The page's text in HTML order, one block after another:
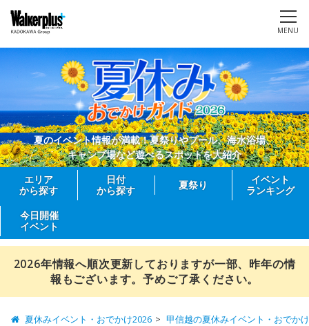
MENU
夏のイベント情報が満載！夏祭りやプール、海水浴場、
キャンプ場など遊べるスポットを大紹介
エリア
から探す
日付
から探す
夏祭り
イベント
ランキング
今日開催
イベント
2026年情報へ順次更新しておりますが一部、昨年の情
報もございます。予めご了承ください。
夏休みイベント・おでかけ2026 甲信越の夏休みイベント・おでか